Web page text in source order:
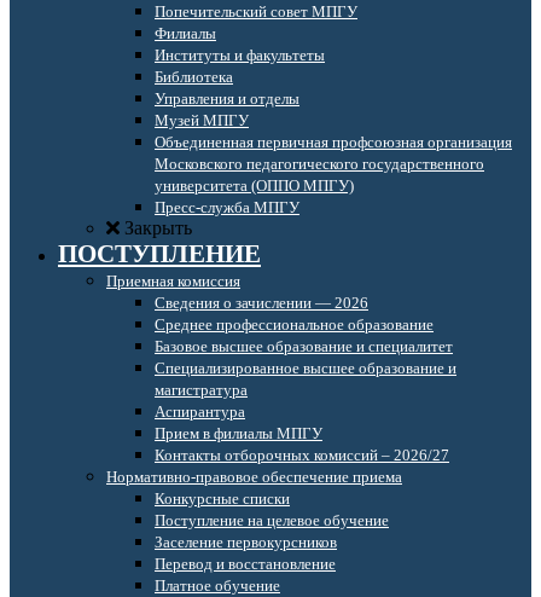
Попечительский совет МПГУ
Филиалы
Институты и факультеты
Библиотека
Управления и отделы
Музей МПГУ
Объединенная первичная профсоюзная организация
Московского педагогического государственного
университета (ОППО МПГУ)
Пресс-служба МПГУ
Закрыть
ПОСТУПЛЕНИЕ
Приемная комиссия
Сведения о зачислении — 2026
Среднее профессиональное образование
Базовое высшее образование и специалитет
Специализированное высшее образование и
магистратура
Аспирантура
Прием в филиалы МПГУ
Контакты отборочных комиссий – 2026/27
Нормативно-правовое обеспечение приема
Конкурсные списки
Поступление на целевое обучение
Заселение первокурсников
Перевод и восстановление
Платное обучение